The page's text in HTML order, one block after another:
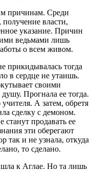
причинам. Среди
власти,
указание. Причин
ведьмами лишь
о всем живом.
прикидывалась тогда
в сердце не утаишь.
своими
Прогнала ее тогда.
А затем, обретя
сделку с демоном.
продавать ее
эти оберегают
так и не узнала, откуда
то сделано.
к Аглае. Но та лишь